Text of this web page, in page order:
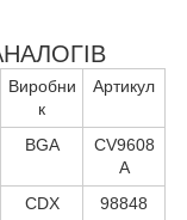
Виробни
к
Артикул
BGA
CV9608
A
CDX 98848